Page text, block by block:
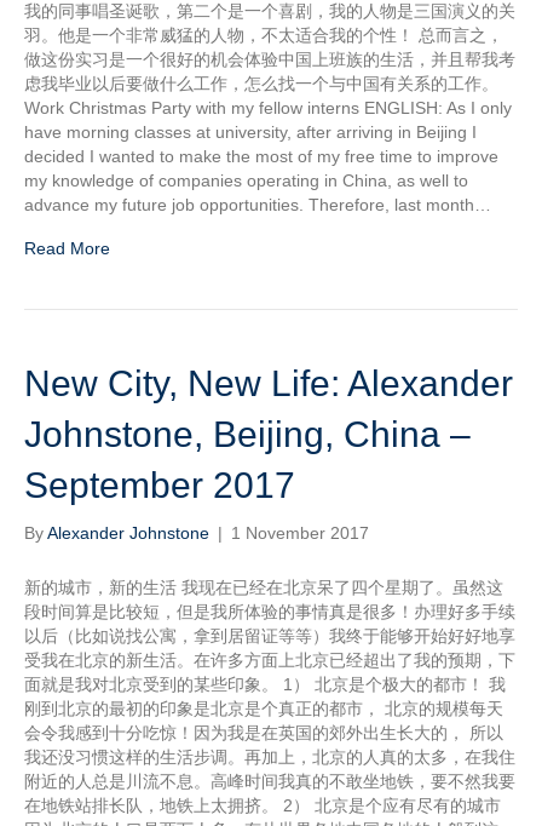
我的同事唱圣诞歌，第二个是一个喜剧，我的人物是三国演义的关
羽。他是一个非常威猛的人物，不太适合我的个性！ 总而言之，
做这份实习是一个很好的机会体验中国上班族的生活，并且帮我考
虑我毕业以后要做什么工作，怎么找一个与中国有关系的工作。
Work Christmas Party with my fellow interns ENGLISH: As I only
have morning classes at university, after arriving in Beijing I
decided I wanted to make the most of my free time to improve
my knowledge of companies operating in China, as well to
advance my future job opportunities. Therefore, last month…
Read More
New City, New Life: Alexander
Johnstone, Beijing, China –
September 2017
ByAlexander Johnstone | 1 November 2017
新的城市，新的生活 我现在已经在北京呆了四个星期了。虽然这
段时间算是比较短，但是我所体验的事情真是很多！办理好多手续
以后（比如说找公寓，拿到居留证等等）我终于能够开始好好地享
受我在北京的新生活。在许多方面上北京已经超出了我的预期，下
面就是我对北京受到的某些印象。 1） 北京是个极大的都市！ 我
刚到北京的最初的印象是北京是个真正的都市， 北京的规模每天
会令我感到十分吃惊！因为我是在英国的郊外出生长大的， 所以
我还没习惯这样的生活步调。再加上，北京的人真的太多，在我住
附近的人总是川流不息。高峰时间我真的不敢坐地铁，要不然我要
在地铁站排长队，地铁上太拥挤。 2） 北京是个应有尽有的城市